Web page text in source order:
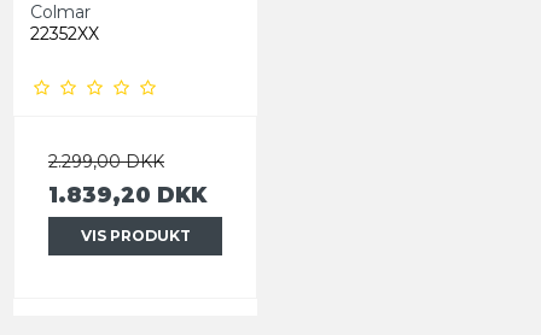
Colmar
22352XX
2.299,00 DKK
1.839,20 DKK
VIS PRODUKT